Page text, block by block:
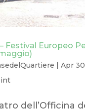
Festival Europeo
| Apr
dell’Officina